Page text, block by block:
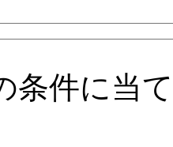
条件に当